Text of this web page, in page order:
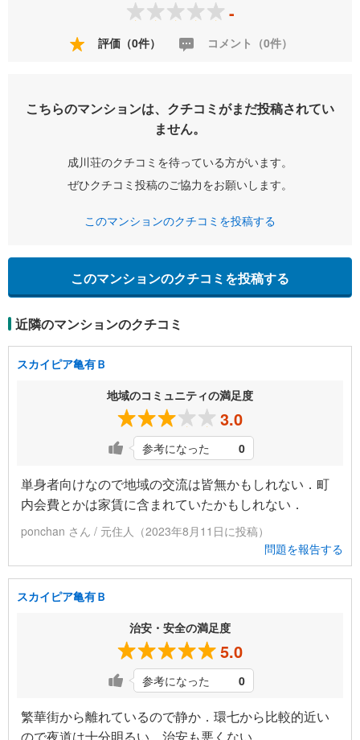
-
評価（0件） コメント（0件）
こちらのマンションは、クチコミがまだ投稿されてい
ません。
成川荘のクチコミを待っている方がいます。
ぜひクチコミ投稿のご協力をお願いします。
このマンションのクチコミを投稿する
このマンションのクチコミを投稿する
近隣のマンションのクチコミ
スカイピア亀有Ｂ
地域のコミュニティの満足度
3.0
参考になった 0
単身者向けなので地域の交流は皆無かもしれない．町
内会費とかは家賃に含まれていたかもしれない．
ponchan さん / 元住人（2023年8月11日に投稿）
問題を報告する
スカイピア亀有Ｂ
治安・安全の満足度
5.0
参考になった 0
繁華街から離れているので静か．環七から比較的近い